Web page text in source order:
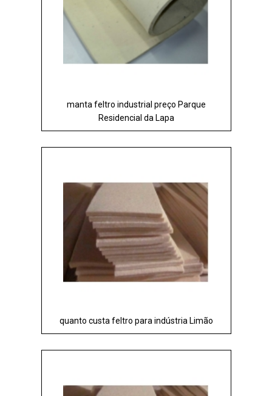
manta feltro industrial preço Parque
Residencial da Lapa
quanto custa feltro para indústria Limão